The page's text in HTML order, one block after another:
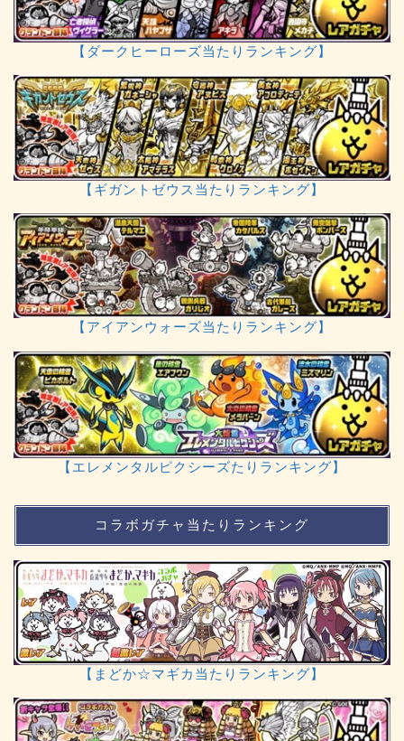
【ダークヒーローズ当たりランキング】
【ギガントゼウス当たりランキング】
【アイアンウォーズ当たりランキング】
【エレメンタルピクシーズたりランキング】
コラボガチャ当たりランキング
【まどか☆マギカ当たりランキング】